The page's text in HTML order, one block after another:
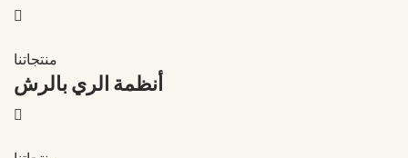
منتجاتنا
أنظمة الري بالرش